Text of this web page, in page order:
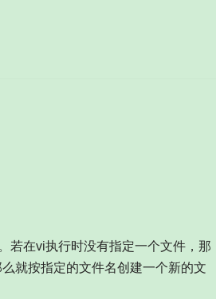
若在vi执行时没有指定一个文件，那
就按指定的文件名创建一个新的文